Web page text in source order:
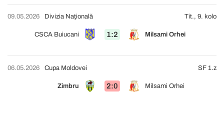
09.05.2026
CSCA Buiucani 1:2 Milsami Orhei
Divizia Naţională Tit., 9. kolo
06.05.2026
Zimbru 2:0 Milsami Orhei
Cupa Moldovei SF 1.z